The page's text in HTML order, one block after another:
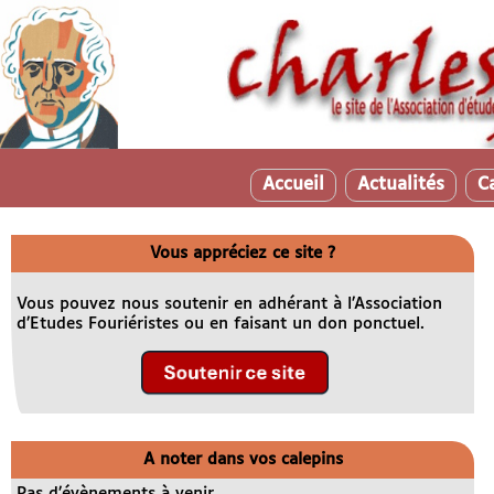
Accueil Actualités
Vous appréciez ce site ?
Vous pouvez nous soutenir en adhérant à l’Association
d’Etudes Fouriéristes ou en faisant un don ponctuel.
A noter dans vos calepins